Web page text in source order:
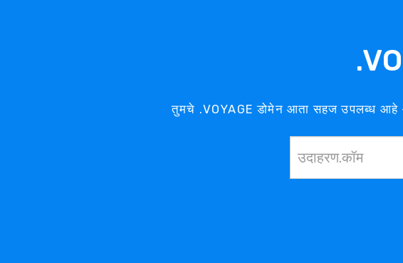
तुमचे .VOYAGE डोमेन आता सहज उपलब्ध आहे -